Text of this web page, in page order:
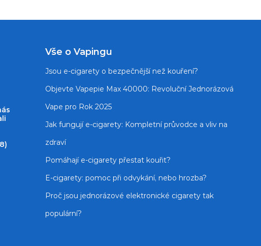
Vše o Vapingu
Jsou e‑cigarety o bezpečnější než kouření?
Objevte Vapepie Max 40000: Revoluční Jednorázová
Vape pro Rok 2025
Jak fungují e-cigarety: Kompletní průvodce a vliv na
zdraví
Pomáhají e-cigarety přestat kouřit?
E‑cigarety: pomoc při odvykání, nebo hrozba?
Proč jsou jednorázové elektronické cigarety tak
populární?